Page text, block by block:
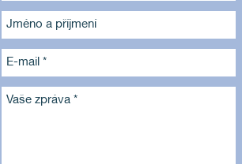
Jméno a příjmení
E-mail *
Vaše zpráva *